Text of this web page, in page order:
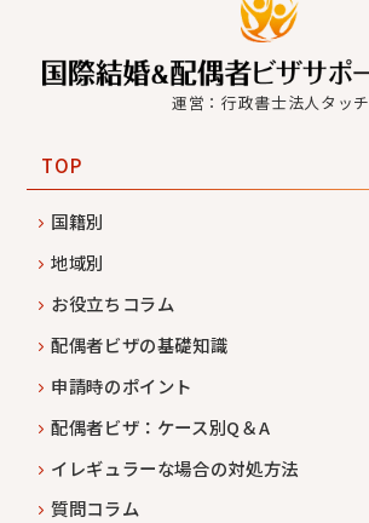
運営：行政書士法人タッチ
TOP
国籍別
地域別
お役立ちコラム
配偶者ビザの基礎知識
申請時のポイント
配偶者ビザ：ケース別Q＆A
イレギュラーな場合の対処方法
質問コラム